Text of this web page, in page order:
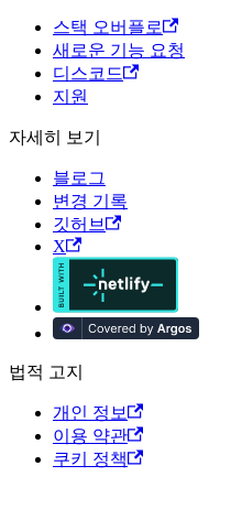
스택 오버플로
새로운 기능 요청
디스코드
지원
자세히 보기
블로그
변경 기록
깃허브
X
법적 고지
개인 정보
이용 약관
쿠키 정책